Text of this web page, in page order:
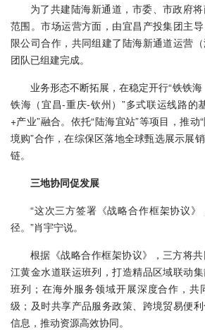
为了共建陆海新通道，市委、市政府
范围。市场运营方面，由宜昌产投集团主
限公司合作，共同组建了陆海新通道运营
团队已组建完成。
业务形态不断拓展，在稳定开行“铁铁
铁海（宜昌-重庆-钦州）”多式联运线路的
+产业”融合。依托“陆海宜站”等项目，推动
境购”合作，在综保区落地全球甄选展示展
链。
三地协同促发展
“这次三方签署《战略合作框架协议
径。”肖宇宁说。
根据《战略合作框架协议》，三方将
江黄金水道联运班列，打造精品区域联动
班列；在海外服务领域开展深度合作，共
级；及时共享产品服务政策、跨境贸易便
信息，推动资源高效协同。